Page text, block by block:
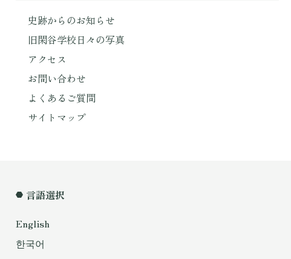
史跡からのお知らせ
旧閑谷学校日々の写真
アクセス
お問い合わせ
よくあるご質問
サイトマップ
言語選択
English
한국어